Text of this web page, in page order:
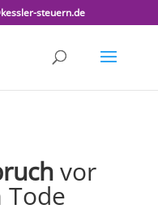
steuern.de
vor
Tode